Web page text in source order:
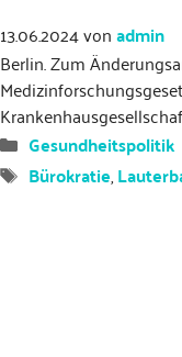
13.06.2024vonadmin
Berlin. Zum
Kategorien
Gesundheitspolitik
Schlagwörter
Bürokratie,